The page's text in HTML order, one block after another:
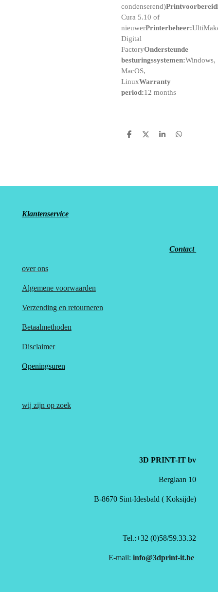
condenserend)
Cura 5.10 of
nieuwerPrinterbeheer:
Digital
FactoryOndersteunde
besturingssystemen:Windows,
MacOS,
LinuxWarranty
period:12 months
D
D
S
D
Klantenservice
Contact
over ons
Algemene voorwaarden
Verzending en retourneren
Betaalmethoden
Disclaimer
Openingsuren
wij zijn op zoek
3D PRINT-IT bv
Berglaan 10
B-8670 Sint-Idesbald ( Koksijde)
Tel.:+32 (0)58/59.33.32
E-mail:info@3dprint-it.be